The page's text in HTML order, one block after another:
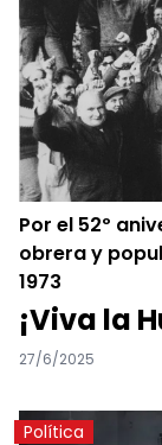
Por el 52º
obrera y
1973
¡Viva la
27/6/2025
Política